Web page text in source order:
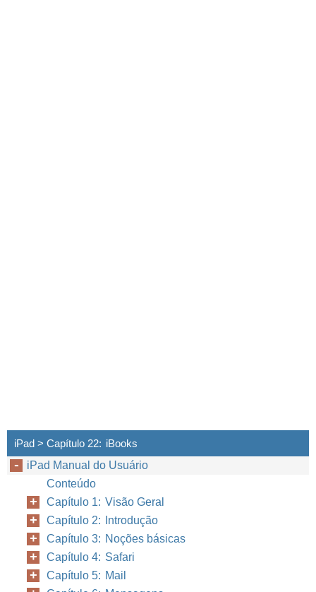
iPad > Capítulo 22: iBooks
iPad Manual do Usuário
Conteúdo
Capítulo 1: Visão Geral
Capítulo 2: Introdução
Capítulo 3: Noções básicas
Capítulo 4: Safari
Capítulo 5: Mail